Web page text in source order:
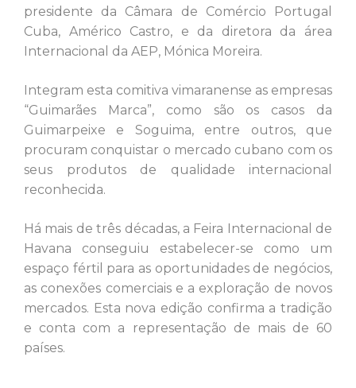
presidente da Câmara de Comércio Portugal
Cuba, Américo Castro, e da diretora da área
Internacional da AEP, Mónica Moreira.
Integram esta comitiva vimaranense as empresas
“Guimarães Marca”, como são os casos da
Guimarpeixe e Soguima, entre outros, que
procuram conquistar o mercado cubano com os
seus produtos de qualidade internacional
reconhecida.
Há mais de três décadas, a Feira Internacional de
Havana conseguiu estabelecer-se como um
espaço fértil para as oportunidades de negócios,
as conexões comerciais e a exploração de novos
mercados. Esta nova edição confirma a tradição
e conta com a representação de mais de 60
países.